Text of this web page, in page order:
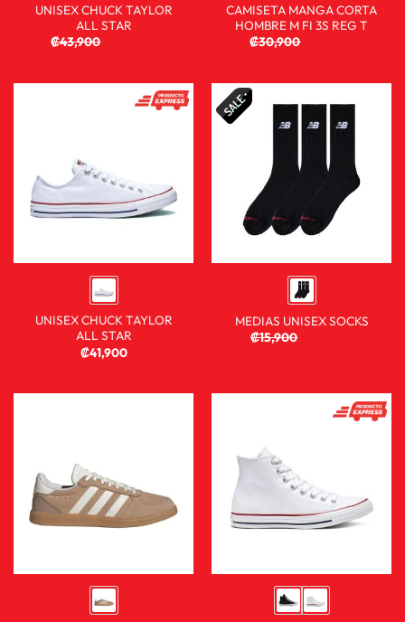
UNISEX CHUCK TAYLOR
ALL STAR
₡43,900
CAMISETA MANGA CORTA
HOMBRE M FI 3S REG T
₡30,900
UNISEX CHUCK TAYLOR
ALL STAR
₡41,900
MEDIAS UNISEX SOCKS
₡15,900